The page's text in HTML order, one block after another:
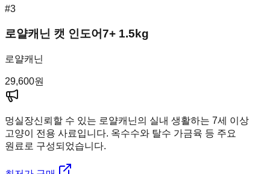
#3
로얄캐닌 캣 인도어7+ 1.5kg
로얄캐닌
29,600원
멍실장신뢰할 수 있는 로얄캐닌의 실내 생활하는 7세 이상
고양이 전용 사료입니다. 옥수수와 탈수 가금육 등 주요
원료로 구성되었습니다.